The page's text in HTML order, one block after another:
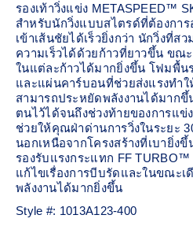
รองเท้าวิ่งแข่ง METASPEED™
สำหรับนักวิ่งแบบสไตรด์ที่ต้องการ
เข้าเส้นชัยได้เร็วยิ่งกว่า นักวิ่งที่ส
ความเร็วได้ด้วยก้าวที่ยาวขึ้น ขณ
ในแต่ละก้าวได้มากยิ่งขึ้น ​โฟมพื้น
และแผ่นคาร์บอนที่ช่วยส่งแรงทำใ
สามารถประหยัดพลังงานได้มาก
ตนไว้ได้จนถึงช่วงท้ายของการแข่
ช่วยให้คุณฝ่าด่านการวิ่งในระยะ
นอกเหนือจากโครงสร้างที่เบายิ่ง
รองรับแรงกระแทก FF
แก้ไขเรื่องการบีบรัดและในขณะเ
พลังงานได้มากยิ่งขึ้น
Style #: 1013A123-400